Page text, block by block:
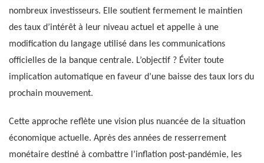
nombreux investisseurs. Elle soutient fermement le maintien
des taux d’intérêt à leur niveau actuel et appelle à une
modification du langage utilisé dans les communications
officielles de la banque centrale. L’objectif ? Éviter toute
implication automatique en faveur d’une baisse des taux lors du
prochain mouvement.
Cette approche reflète une vision plus nuancée de la situation
économique actuelle. Après des années de resserrement
monétaire destiné à combattre l’inflation post-pandémie, les